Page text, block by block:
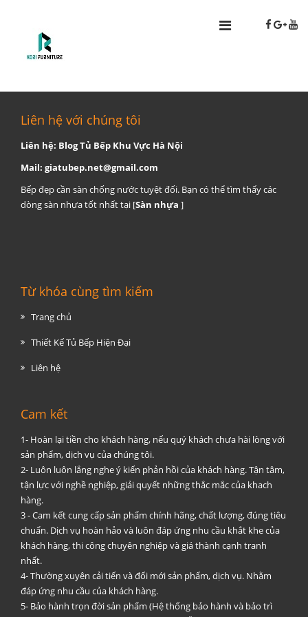
Liên hệ với chúng tôi
Liên hệ: Blog Tủ Bếp Khu Vực Hà Nội
Mail: giatubep.net@gmail.com
Bếp đẹp cần sàn chống nước tuyệt đối. Bạn có thể tìm thấy các
dòng sàn nhựa tốt nhất tại [Sàn nhựa ]
Từ khóa cùng tìm kiếm
Trang chủ
Thiết Kế Tủ Bếp Hiện Đại
Liên hệ
Cam kết
1- Hoàn lại tiền cho khách hàng, nếu quý khách chưa hài lòng với
sản phẩm, dịch vụ của chúng tôi.
2- Luôn luôn lắng nghe ý kiến phản hồi của khách hàng. Tận tâm,
tận lực với nghề nghiệp, giải quyết những thắc mắc của khach
hàng.
3 - Cam kết cung cấp sản phẩm chính hãng, chất lượng, đúng tiêu
chuẩn. Dịch vụ hoàn hảo và luôn đáp ứng nhu cầu khắt khe của
khách hàng, thi công chuyên nghiệp và giá thành cạnh tranh
nhất.
4- Thường xuyên cải tiến và đổi mới sản phẩm, dịch vụ. Nhằm
đáp ứng nhu cầu của khách hàng.
5- Bảo hành trọn đời sản phẩm (Hệ thống bảo hành và bảo trì